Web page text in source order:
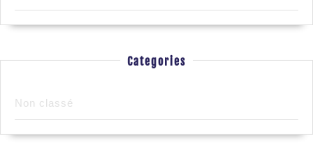
Categories
Non classé